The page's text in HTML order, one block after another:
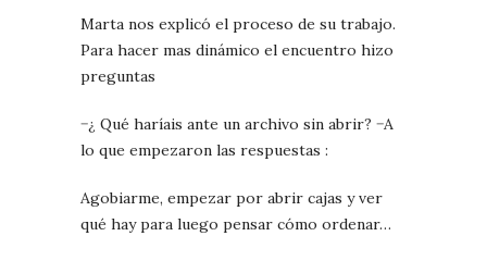
Marta nos explicó el proceso de su trabajo.
Para hacer mas dinámico el encuentro hizo
preguntas
−¿ Qué haríais ante un archivo sin abrir? −A
lo que empezaron las respuestas :
Agobiarme, empezar por abrir cajas y ver
qué hay para luego pensar cómo ordenar…